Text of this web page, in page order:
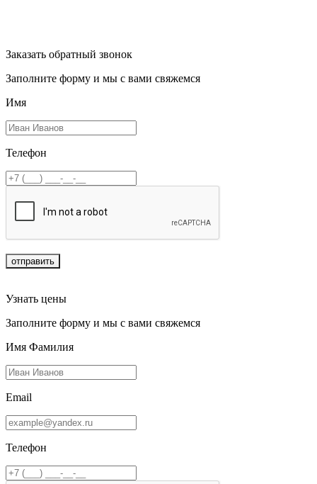
Заказать обратный звонок
Заполните форму и мы с вами свяжемся
Имя
Телефон
отправить
Узнать цены
Заполните форму и мы с вами свяжемся
Имя Фамилия
Email
Телефон